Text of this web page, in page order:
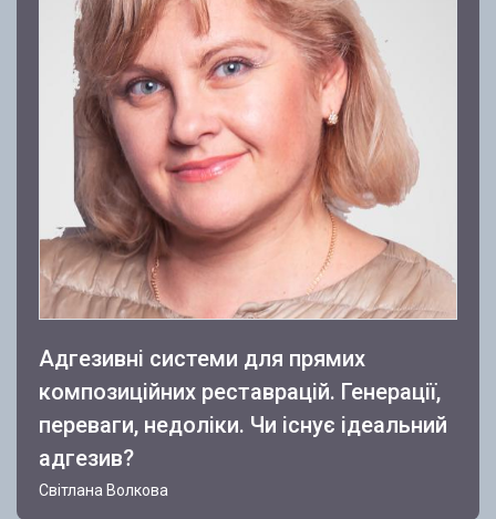
Адгезивні системи для прямих
композиційних реставрацій. Генерації,
переваги, недоліки. Чи існує ідеальний
адгезив?
Світлана Волкова